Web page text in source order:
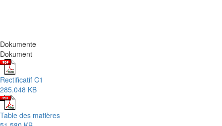
Dokumente
Dokument
Rectificatif C1
285.048 KB
Table des matières